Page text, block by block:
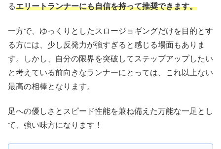
るエリートランナーにも自信を持って推奨できます。
一方で、ゆっくりとしたスロージョギングだけを目的とす
る方には、少し反発力が強すぎると感じる場面もありま
す。しかし、自分の限界を突破してステップアップしたい
と考えている前向きなランナーにとっては、これ以上ない
最高の相棒となります。
足への優しさとスピード性能を兼ね備えた万能な一足とし
て、強い味方になります！